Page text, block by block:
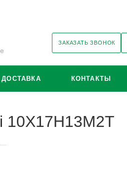
ЗАКАЗАТЬ ЗВОНОК
ДОСТАВКА КОНТАКТЫ
10Х17Н13М2Т